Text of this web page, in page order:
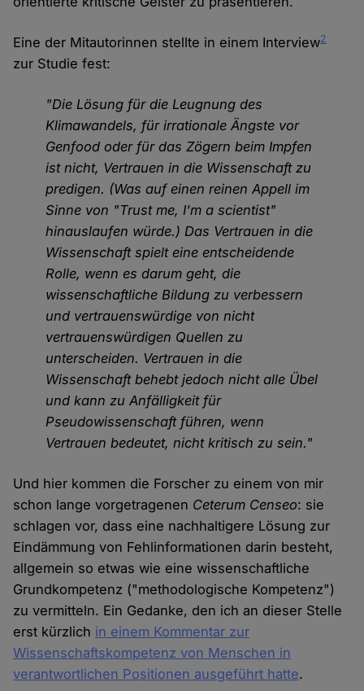
Eine der Mitautorinnen stellte in einem Interview2
zur Studie fest:
"Die Lösung für die Leugnung des
Klimawandels, für irrationale Ängste vor
Genfood oder für das Zögern beim Impfen
ist nicht, Vertrauen in die Wissenschaft zu
predigen. (Was auf einen reinen Appell im
Sinne von "Trust me, I'm a scientist"
hinauslaufen würde.) Das Vertrauen in die
Wissenschaft spielt eine entscheidende
Rolle, wenn es darum geht, die
wissenschaftliche Bildung zu verbessern
und vertrauenswürdige von nicht
vertrauenswürdigen Quellen zu
unterscheiden. Vertrauen in die
Wissenschaft behebt jedoch nicht alle Übel
und kann zu Anfälligkeit für
Pseudowissenschaft führen, wenn
Vertrauen bedeutet, nicht kritisch zu sein."
Und hier kommen die Forscher zu einem von mir
schon lange vorgetragenen Ceterum Censeo: sie
schlagen vor, dass eine nachhaltigere Lösung zur
Eindämmung von Fehlinformationen darin besteht,
allgemein so etwas wie eine wissenschaftliche
Grundkompetenz ("methodologische Kompetenz")
zu vermitteln. Ein Gedanke, den ich an dieser Stelle
erst kürzlich in einem Kommentar zur
Wissenschaftskompetenz von Menschen in
verantwortlichen Positionen ausgeführt hatte.